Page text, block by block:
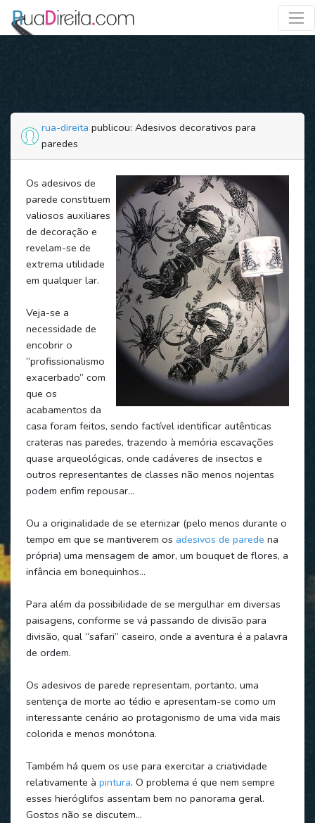
rua-direita publicou: Adesivos decorativos para
paredes
Os adesivos de
parede constituem
valiosos auxiliares
de decoração e
revelam-se de
extrema utilidade
em qualquer lar.
Veja-se a
necessidade de
encobrir o
“profissionalismo
exacerbado” com
que os
acabamentos da
casa foram feitos, sendo factível identificar autênticas
crateras nas paredes, trazendo à memória escavações
quase arqueológicas, onde cadáveres de insectos e
outros representantes de classes não menos nojentas
podem enfim repousar…
Ou a originalidade de se eternizar (pelo menos durante o
tempo em que se mantiverem os adesivos de parede na
própria) uma mensagem de amor, um bouquet de flores, a
infância em bonequinhos…
Para além da possibilidade de se mergulhar em diversas
paisagens, conforme se vá passando de divisão para
divisão, qual “safari” caseiro, onde a aventura é a palavra
de ordem.
Os adesivos de parede representam, portanto, uma
sentença de morte ao tédio e apresentam-se como um
interessante cenário ao protagonismo de uma vida mais
colorida e menos monótona.
Também há quem os use para exercitar a criatividade
relativamente à pintura. O problema é que nem sempre
esses hieróglifos assentam bem no panorama geral.
Gostos não se discutem…